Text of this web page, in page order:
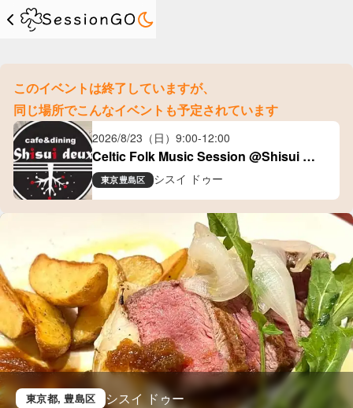
このイベントは終了していますが、
同じ場所でこんなイベントも予定されています
2026/8/23（日） 9:00-12:00
Celtic Folk Music Session @Shisui
Deux(大塚)
東京豊島区 シスイ ドゥー
東京都, 豊島区 シスイ ドゥー